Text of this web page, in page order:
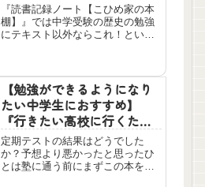
『読書記録ノート【こひめ家の本
棚】』では中学受験の歴史の勉強
にテキスト以外ならこれ！という
進みます。小5の夏休みまでにこれ
らの本に一度目を通しておくと、
スタートダッシュできます。
【勉強ができるようになり
たい中学生におすすめ】
『行きたい高校に行くため
の勉強法がマンガでわかる
中学一冊目の参考書』船登
惟希を読んだ感想
定期テストの結果はどうでした
か？予想より悪かったと思ったひ
とは塾に通う前にまずこの本を読